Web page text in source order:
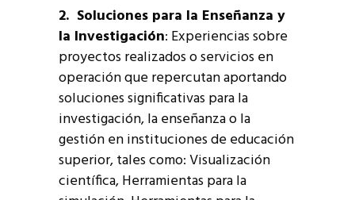
2. Soluciones para la Enseñanza y
la Investigación: Experiencias sobre
proyectos realizados o servicios en
operación que repercutan aportando
soluciones significativas para la
investigación, la enseñanza o la
gestión en instituciones de educación
superior, tales como: Visualización
científica, Herramientas para la